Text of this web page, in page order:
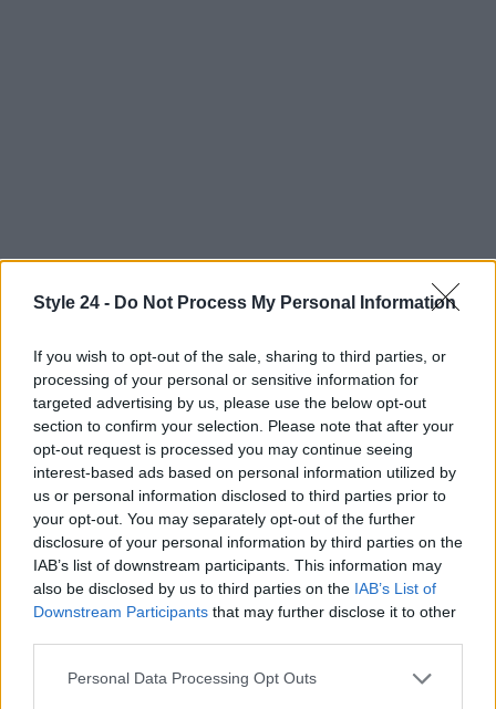
Style 24 - Do Not Process My Personal Information
If you wish to opt-out of the sale, sharing to third parties, or
processing of your personal or sensitive information for
targeted advertising by us, please use the below opt-out
section to confirm your selection. Please note that after your
opt-out request is processed you may continue seeing
interest-based ads based on personal information utilized by
us or personal information disclosed to third parties prior to
your opt-out. You may separately opt-out of the further
disclosure of your personal information by third parties on the
IAB’s list of downstream participants. This information may
also be disclosed by us to third parties on the IAB’s List of
Downstream Participants that may further disclose it to other
Please note that this website/app uses one or more Google
Personal Data Processing Opt Outs
Continua a leggere
LIFESTYLE
Come organizzare una stireria salvaspazio con il